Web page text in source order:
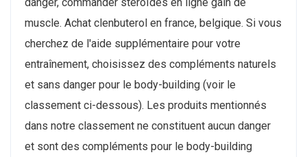
muscle. Achat clenbuterol en france, belgique. Si vous
cherchez de l'aide supplémentaire pour votre
entraînement, choisissez des compléments naturels
et sans danger pour le body-building (voir le
classement ci-dessous). Les produits mentionnés
dans notre classement ne constituent aucun danger
et sont des compléments pour le body-building